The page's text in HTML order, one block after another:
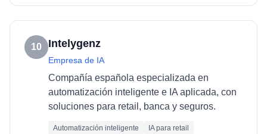
10 Intelygenz
Empresa de IA
Compañía española especializada en
automatización inteligente e IA aplicada, con
soluciones para retail, banca y seguros.
Automatización inteligente
IA para retail